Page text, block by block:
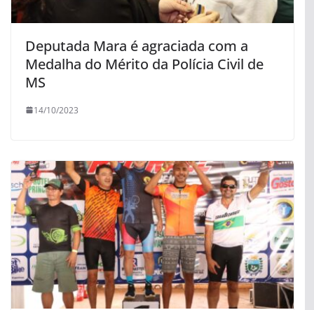
Deputada Mara é agraciada com a
Medalha do Mérito da Polícia Civil de
MS
14/10/2023